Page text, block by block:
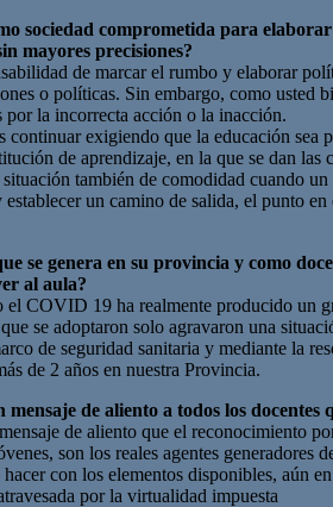
sociedad comprometida para
mayores precisiones?
de marcar el rumbo y elaborar
o políticas. Sin embargo, como usted
por la incorrecta acción o la inacción.
continuar exigiendo que la educación
de aprendizaje, en la que se dan
situación también de comodidad cuando
un camino de salida, el punto
se genera en su provincia y como
al aula?
COVID 19 ha realmente producido un
se adoptaron solo agravaron una
de seguridad sanitaria y mediante la
de 2 años en nuestra Provincia.
de aliento a todos los docentes
de aliento que el reconocimiento
son los reales agentes
con los elementos disponibles, aún
por la virtualidad impuesta